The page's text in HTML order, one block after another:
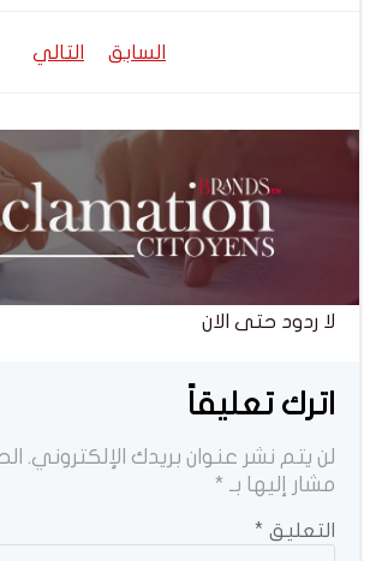
السابق
تصفّح
التالي
لا ردود حتى الان
اترك تعليقاً
لن يتم نشر عنوان بريدك الإلكتروني.
مشار إليها بـ *
التعليق *